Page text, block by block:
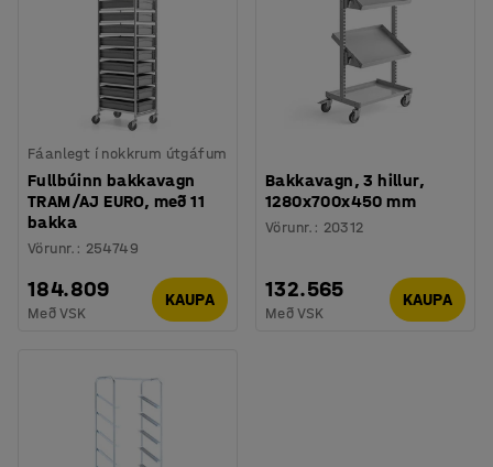
Fáanlegt í nokkrum útgáfum
Fullbúinn bakkavagn
TRAM/AJ EURO, með 11
bakka
Vörunr. : 254749
184.809
Með VSK
KAUPA
Bakkavagn, 3 hillur,
1280x700x450 mm
Vörunr. : 20312
132.565
Með VSK
KAUPA